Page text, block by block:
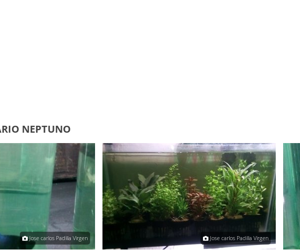
NEPTUNO
Jose carlos Padilla Virgen Jose carlos Padilla Virgen